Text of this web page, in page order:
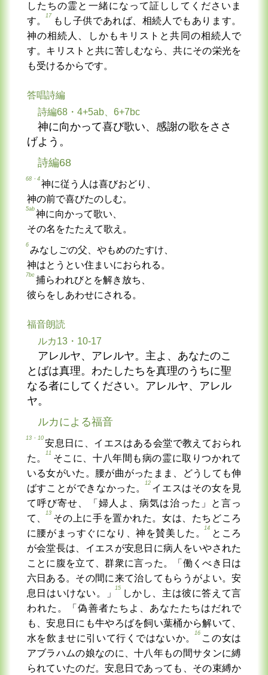
したちの霊と一緒になって証ししてくださいま
す。
17
もし子供であれば、相続人でもあります。
神の相続人、しかもキリストと共同の相続人で
す。キリストと共に苦しむなら、共にその栄光を
も受けるからです。
答唱詩編
詩編68・4+5ab、6+7bc
神に向かって喜び歌い、感謝の歌をささ
げよう。
詩編68
68・4
神に従う人は喜びおどり、
神の前で喜びたのしむ。
5ab
神に向かって歌い、
その名をたたえて歌え。
6
みなしごの父、やもめのたすけ、
神はとうとい住まいにおられる。
7bc
捕らわれびとを解き放ち、
彼らをしあわせにされる。
福音朗読
ルカ13・10-17
アレルヤ、アレルヤ。主よ、あなたのこ
とばは真理。わたしたちを真理のうちに聖
なる者にしてください。アレルヤ、アレル
ヤ。
ルカによる福音
13・10
安息日に、イエスはある会堂で教えておられ
た。
11
そこに、十八年間も病の霊に取りつかれて
いる女がいた。腰が曲がったまま、どうしても伸
ばすことができなかった。
12
イエスはその女を見
て呼び寄せ、「婦人よ、病気は治った」と言っ
て、
13
その上に手を置かれた。女は、たちどころ
に腰がまっすぐになり、神を賛美した。
14
ところ
が会堂長は、イエスが安息日に病人をいやされた
ことに腹を立て、群衆に言った。「働くべき日は
六日ある。その間に来て治してもらうがよい。安
息日はいけない。」
15
しかし、主は彼に答えて言
われた。「偽善者たちよ、あなたたちはだれで
も、安息日にも牛やろばを飼い葉桶から解いて、
水を飲ませに引いて行くではないか。
16
この女は
アブラハムの娘なのに、十八年もの間サタンに縛
られていたのだ。安息日であっても、その束縛か